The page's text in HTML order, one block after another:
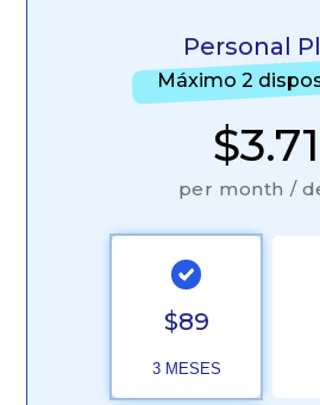
Personal
Máximo 2
$3.71
per month /
$89
3 MESES